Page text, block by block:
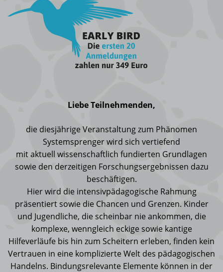
Liebe Teilnehmenden,
die diesjährige Veranstaltung zum Phänomen
Systemsprenger wird sich vertiefend
mit aktuell wissenschaftlich fundierten Grundlagen
sowie den derzeitigen Forschungsergebnissen dazu
beschäftigen.
Hier wird die intensivpädagogische Rahmung
präsentiert sowie die Chancen und Grenzen. Kinder
und Jugendliche, die scheinbar nie ankommen, die
komplexe, wenngleich eckige sowie kantige
Hilfeverläufe bis hin zum Scheitern erleben, finden kein
Vertrauen in eine komplizierte Welt des pädagogischen
Handelns. Bindungsrelevante Elemente können in der